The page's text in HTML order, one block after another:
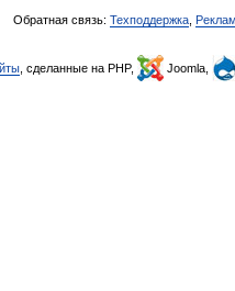
Обратная связь: Техподдержка
, сделанные на PHP, Joomla,